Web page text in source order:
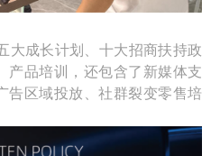
大成长计划、十大招商扶持政
产品培训，还包含了新媒体支
告区域投放、社群裂变零售培